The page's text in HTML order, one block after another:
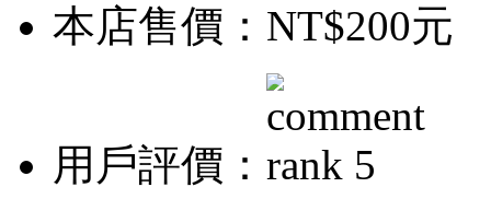
本店售價： NT$200元
用戶評價：